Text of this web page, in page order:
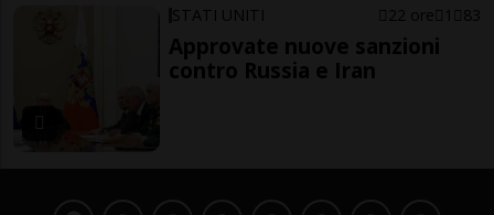
STATI UNITI 22 ore 1 83
Approvate nuove sanzioni
contro Russia e Iran